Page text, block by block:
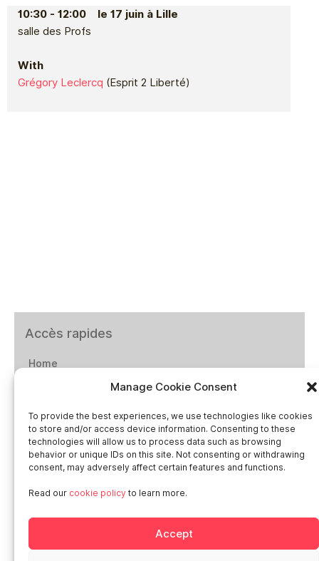
Manage Cookie Consent
To provide the best experiences, we use technologies like cookies
to store and/or access device information. Consenting to these
technologies will allow us to process data such as browsing
behavior or unique IDs on this site. Not consenting or withdrawing
consent, may adversely affect certain features and functions.
Read our cookie policy to learn more.
Accept
10:30 - 12:00 le 17 juin à Lille
salle des Profs
With
Grégory Leclercq (Esprit 2 Liberté)
Accès rapides
Home
Smart in Europe
Deutschland